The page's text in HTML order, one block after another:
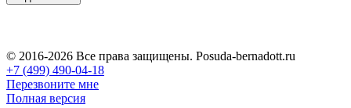
© 2016-2026 Все права защищены. Posuda-bernadott.ru
+7 (499) 490-04-18
Перезвоните мне
Полная версия